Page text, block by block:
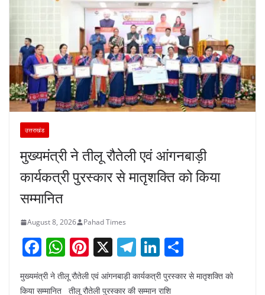
उत्तराखंड
मुख्यमंत्री ने तीलू रौतेली एवं आंगनबाड़ी
कार्यकत्री पुरस्कार से मातृशक्ति को किया
सम्मानित
August 8, 2026 Pahad Times
F
a
c
W
h
at
Pi
nt
er
X T
el
e
Li
n
k
h
ar
मुख्यमंत्री ने तीलू रौतेली एवं आंगनबाड़ी कार्यकत्री पुरस्कार से मातृशक्ति को
किया सम्मानित तीलू रौतेली पुरस्कार की सम्मान राशि